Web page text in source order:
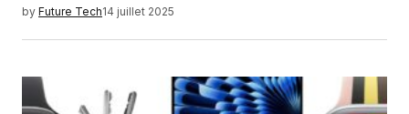
by Future Tech14 juillet 2025